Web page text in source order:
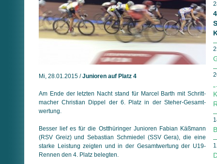
Mi, 28.01.2015 /Junioren auf Platz 4
Am Ende der letzten Nacht stand für Marcel Barth mit Schritt­
macher Christian Dippel der 6. Platz in der Steher-Gesamt­
wertung.
Besser lief es für die Ostthüringer Junioren Fabian Käßmann
(RSV Greiz) und Sebastian Schmiedel (SSV Gera), die eine
starke Leistung zeigten und in der Gesamtwertung der U19-
Rennen den 4. Platz belegten.